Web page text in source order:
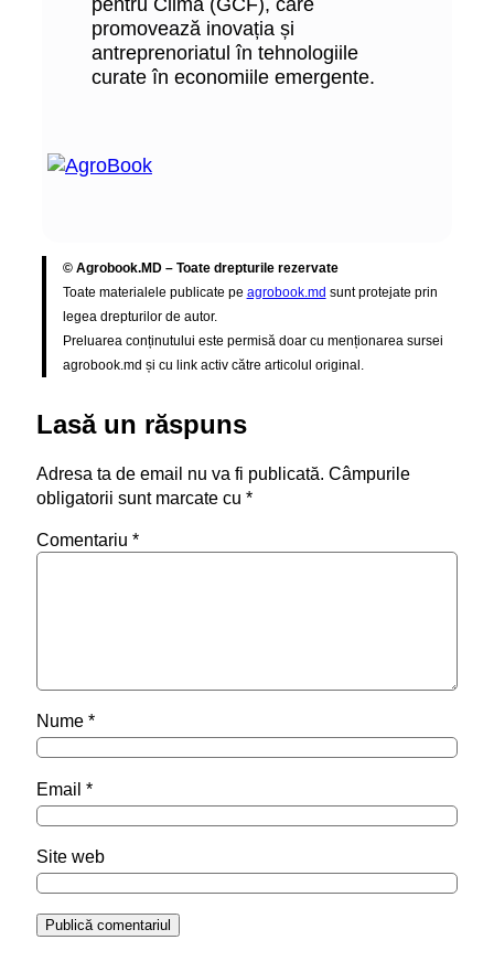
promovează inovația și
antreprenoriatul în tehnologiile
curate în economiile emergente.
© Agrobook.MD – Toate drepturile rezervate
Toate materialele publicate pe agrobook.md sunt protejate prin
legea drepturilor de autor.
Preluarea conținutului este permisă doar cu menționarea sursei
agrobook.md și cu link activ către articolul original.
Lasă un răspuns
Adresa ta de email nu va fi publicată. Câmpurile
obligatorii sunt marcate cu *
Comentariu *
Nume *
Email *
Site web